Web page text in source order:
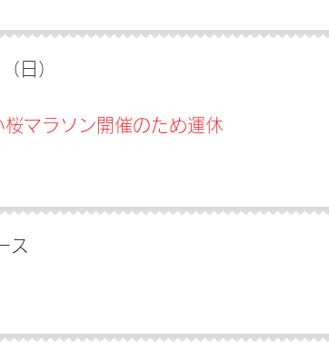
日）
マラソン開催のため運休
ス